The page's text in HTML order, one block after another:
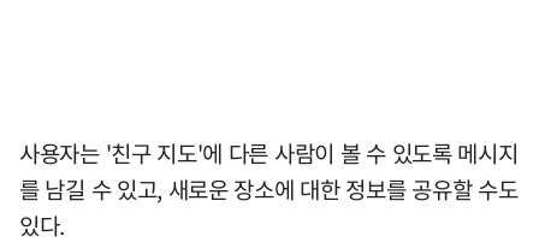
사용자는 '친구 지도'에 다른 사람이 볼 수 있도록 메시지
를 남길 수 있고, 새로운 장소에 대한 정보를 공유할 수도
있다.